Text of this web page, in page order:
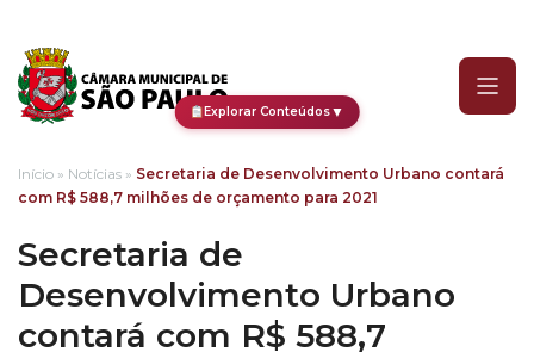
Explorar Conteúdos▼
Início » Notícias » Secretaria de Desenvolvimento Urbano contará
com R$ 588,7 milhões de orçamento para 2021
Secretaria de
Desenvolvimento Urbano
contará com R$ 588,7